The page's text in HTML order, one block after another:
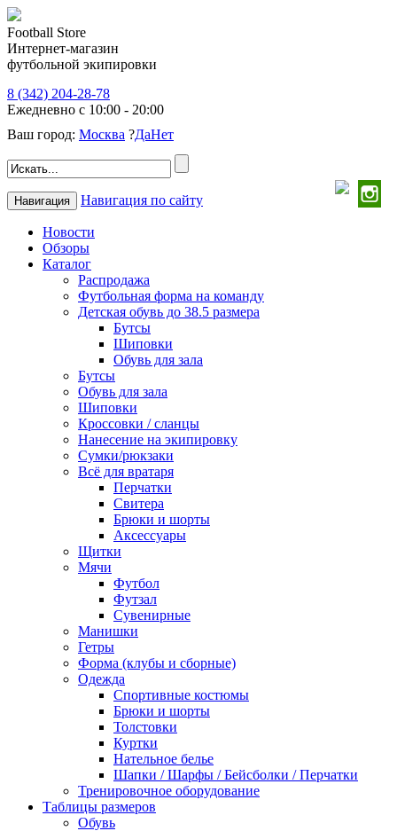
Football Store
Интернет-магазин
футбольной экипировки
8 (342) 204-28-78
Ежедневно с 10:00 - 20:00
Ваш город: Москва ?ДаНет
Навигация Навигация по сайту
Новости
Обзоры
Каталог
Распродажа
Футбольная форма на команду
Детская обувь до 38.5 размера
Бутсы
Шиповки
Обувь для зала
Бутсы
Обувь для зала
Шиповки
Кроссовки / сланцы
Нанесение на экипировку
Сумки/рюкзаки
Всё для вратаря
Перчатки
Cвитера
Брюки и шорты
Аксессуары
Щитки
Мячи
Футбол
Футзал
Сувенирные
Манишки
Гетры
Форма (клубы и сборные)
Одежда
Спортивные костюмы
Брюки и шорты
Толстовки
Куртки
Нательное белье
Шапки / Шарфы / Бейсболки / Перчатки
Тренировочное оборудование
Таблицы размеров
Обувь